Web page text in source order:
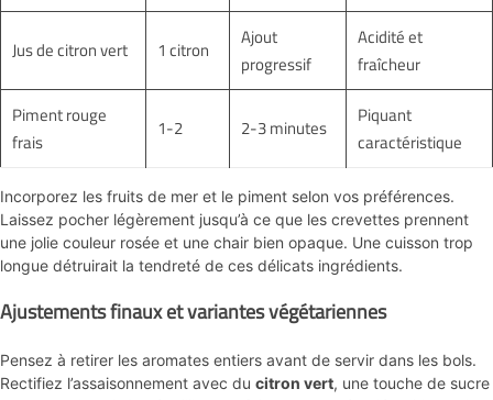
Jus de citron vert 1 citron
Ajout
progressif
Acidité et
fraîcheur
Piment rouge
frais
1-2 2-3 minutes
Piquant
caractéristique
Incorporez les fruits de mer et le piment selon vos préférences.
Laissez pocher légèrement jusqu’à ce que les crevettes prennent
une jolie couleur rosée et une chair bien opaque. Une cuisson trop
longue détruirait la tendreté de ces délicats ingrédients.
Ajustements finaux et variantes végétariennes
Pensez à retirer les aromates entiers avant de servir dans les bols.
Rectifiez l’assaisonnement avec du citron vert, une touche de sucre